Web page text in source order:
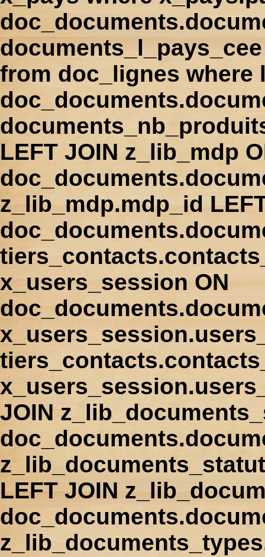
from doc_lignes where
LEFT JOIN z_lib_mdp
z_lib_mdp.mdp_id
x_users_session ON
JOIN
LEFT JOIN